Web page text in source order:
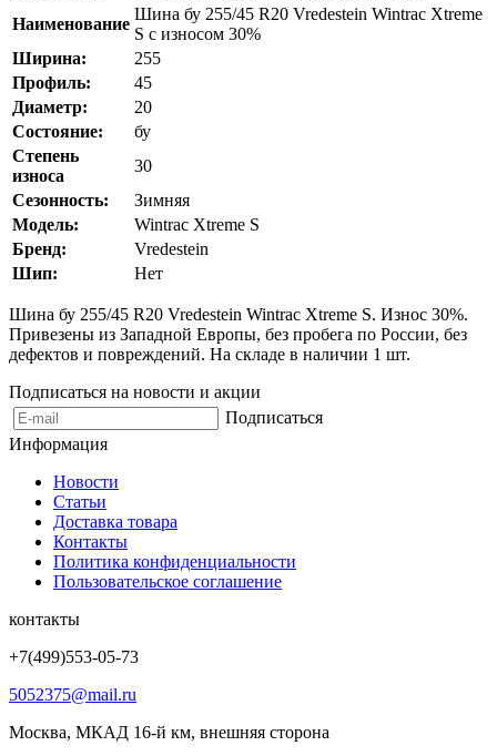
Наименование
Шина бу 255/45 R20 Vredestein Wintrac Xtreme
S с износом 30%
Ширина:
255
Профиль:
45
Диаметр:
20
Состояние:
бу
Степень
износа
30
Сезонность:
Зимняя
Модель:
Wintrac Xtreme S
Бренд:
Vredestein
Шип:
Нет
Шина бу 255/45 R20 Vredestein Wintrac Xtreme S. Износ 30%.
Привезены из Западной Европы, без пробега по России, без
дефектов и повреждений. На складе в наличии 1 шт.
Подписаться на новости и акции
Подписаться
Информация
Новости
Статьи
Доставка товара
Контакты
Политика конфиденциальности
Пользовательское соглашение
контакты
+7(499)553-05-73
5052375@mail.ru
Москва, МКАД 16-й км, внешняя сторона